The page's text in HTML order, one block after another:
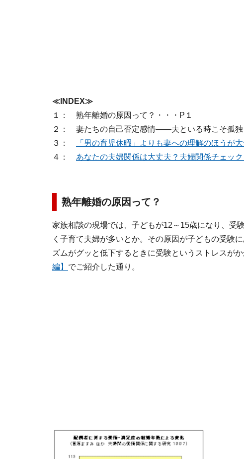
≪INDEX≫
１： 熟年離婚の原因って？・・・P１
２： 妻たちの自己否定感情――夫といる時こそ孤独
３：
「男の育児休暇」よりも妻への理解のほうが
４： あなたの夫婦関係は大丈夫？夫婦関係チェッ
熟年離婚の原因って？
家族相談の現場では、子どもが12～15歳になり、受
く子育て夫婦が多いとか。その原因が子どもの受験
ズムがグッと低下するときに受験というストレスが
編】 でご紹介した通り。